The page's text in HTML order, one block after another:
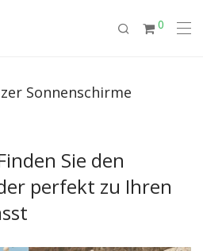
0
Sonnenschirme
Sie den
perfekt zu Ihren